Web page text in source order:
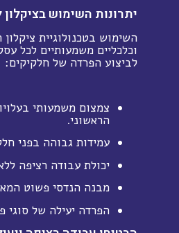
יתרונות השימוש
השימוש בטכנולוגיית
וכלכליים משמעותיים לכל
לביצוע הפרדה של חלקיקים:
צמצום משמעותי
הראשוני.
עמידות גבוהה בפני
יכולת עבודה רציפה
מבנה הנדסי פשוט
הפרדה יעילה של סוגי